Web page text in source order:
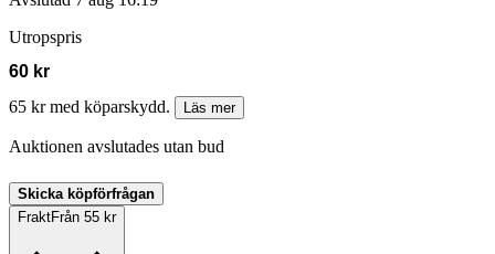
Utropspris
60 kr
65 kr med köparskydd.
Läs mer
Auktionen avslutades utan bud
Skicka köpförfrågan
FraktFrån 55 kr